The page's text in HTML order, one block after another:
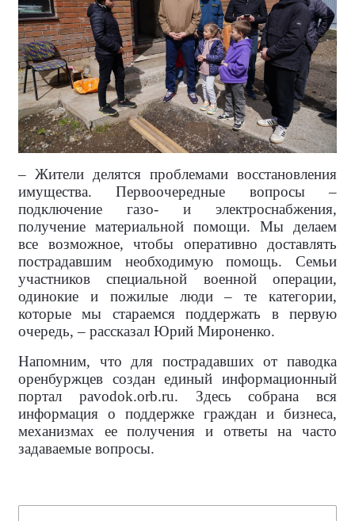
– Жители делятся проблемами восстановления
имущества. Первоочередные вопросы –
подключение газо- и электроснабжения,
получение материальной помощи. Мы делаем
все возможное, чтобы оперативно доставлять
пострадавшим необходимую помощь. Семьи
участников специальной военной операции,
одинокие и пожилые люди – те категории,
которые мы стараемся поддержать в первую
очередь, – рассказал Юрий Мироненко.
Напомним, что для пострадавших от паводка
оренбуржцев создан единый информационный
портал pavodok.orb.ru. Здесь собрана вся
информация о поддержке граждан и бизнеса,
механизмах ее получения и ответы на часто
задаваемые вопросы.